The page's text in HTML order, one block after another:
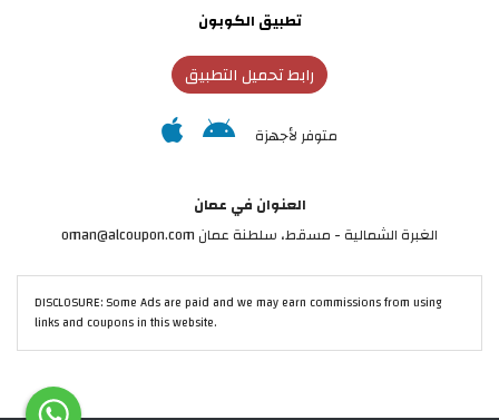
تطبيق الكوبون
رابط تحميل التطبيق
متوفر لأجهزة
العنوان في عمان
الغبرة الشمالية - مسقط، سلطنة عمان oman@alcoupon.com
DISCLOSURE: Some Ads are paid and we may earn commissions from using
links and coupons in this website.